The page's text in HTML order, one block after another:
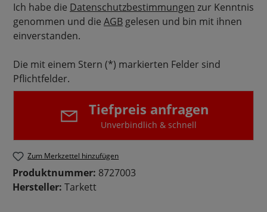
Ich habe die Datenschutzbestimmungen zur Kenntnis
genommen und die AGB gelesen und bin mit ihnen
einverstanden.
Die mit einem Stern (*) markierten Felder sind
Pflichtfelder.
Tiefpreis anfragen
Unverbindlich & schnell
Zum Merkzettel hinzufügen
Produktnummer: 8727003
Hersteller: Tarkett